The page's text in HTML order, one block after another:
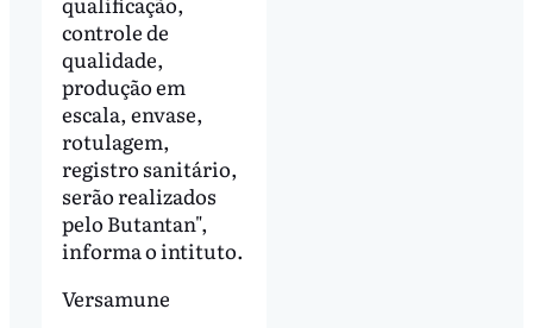
controle de
qualidade,
produção em
escala, envase,
rotulagem,
registro sanitário,
serão realizados
pelo Butantan",
informa o intituto.
Versamune